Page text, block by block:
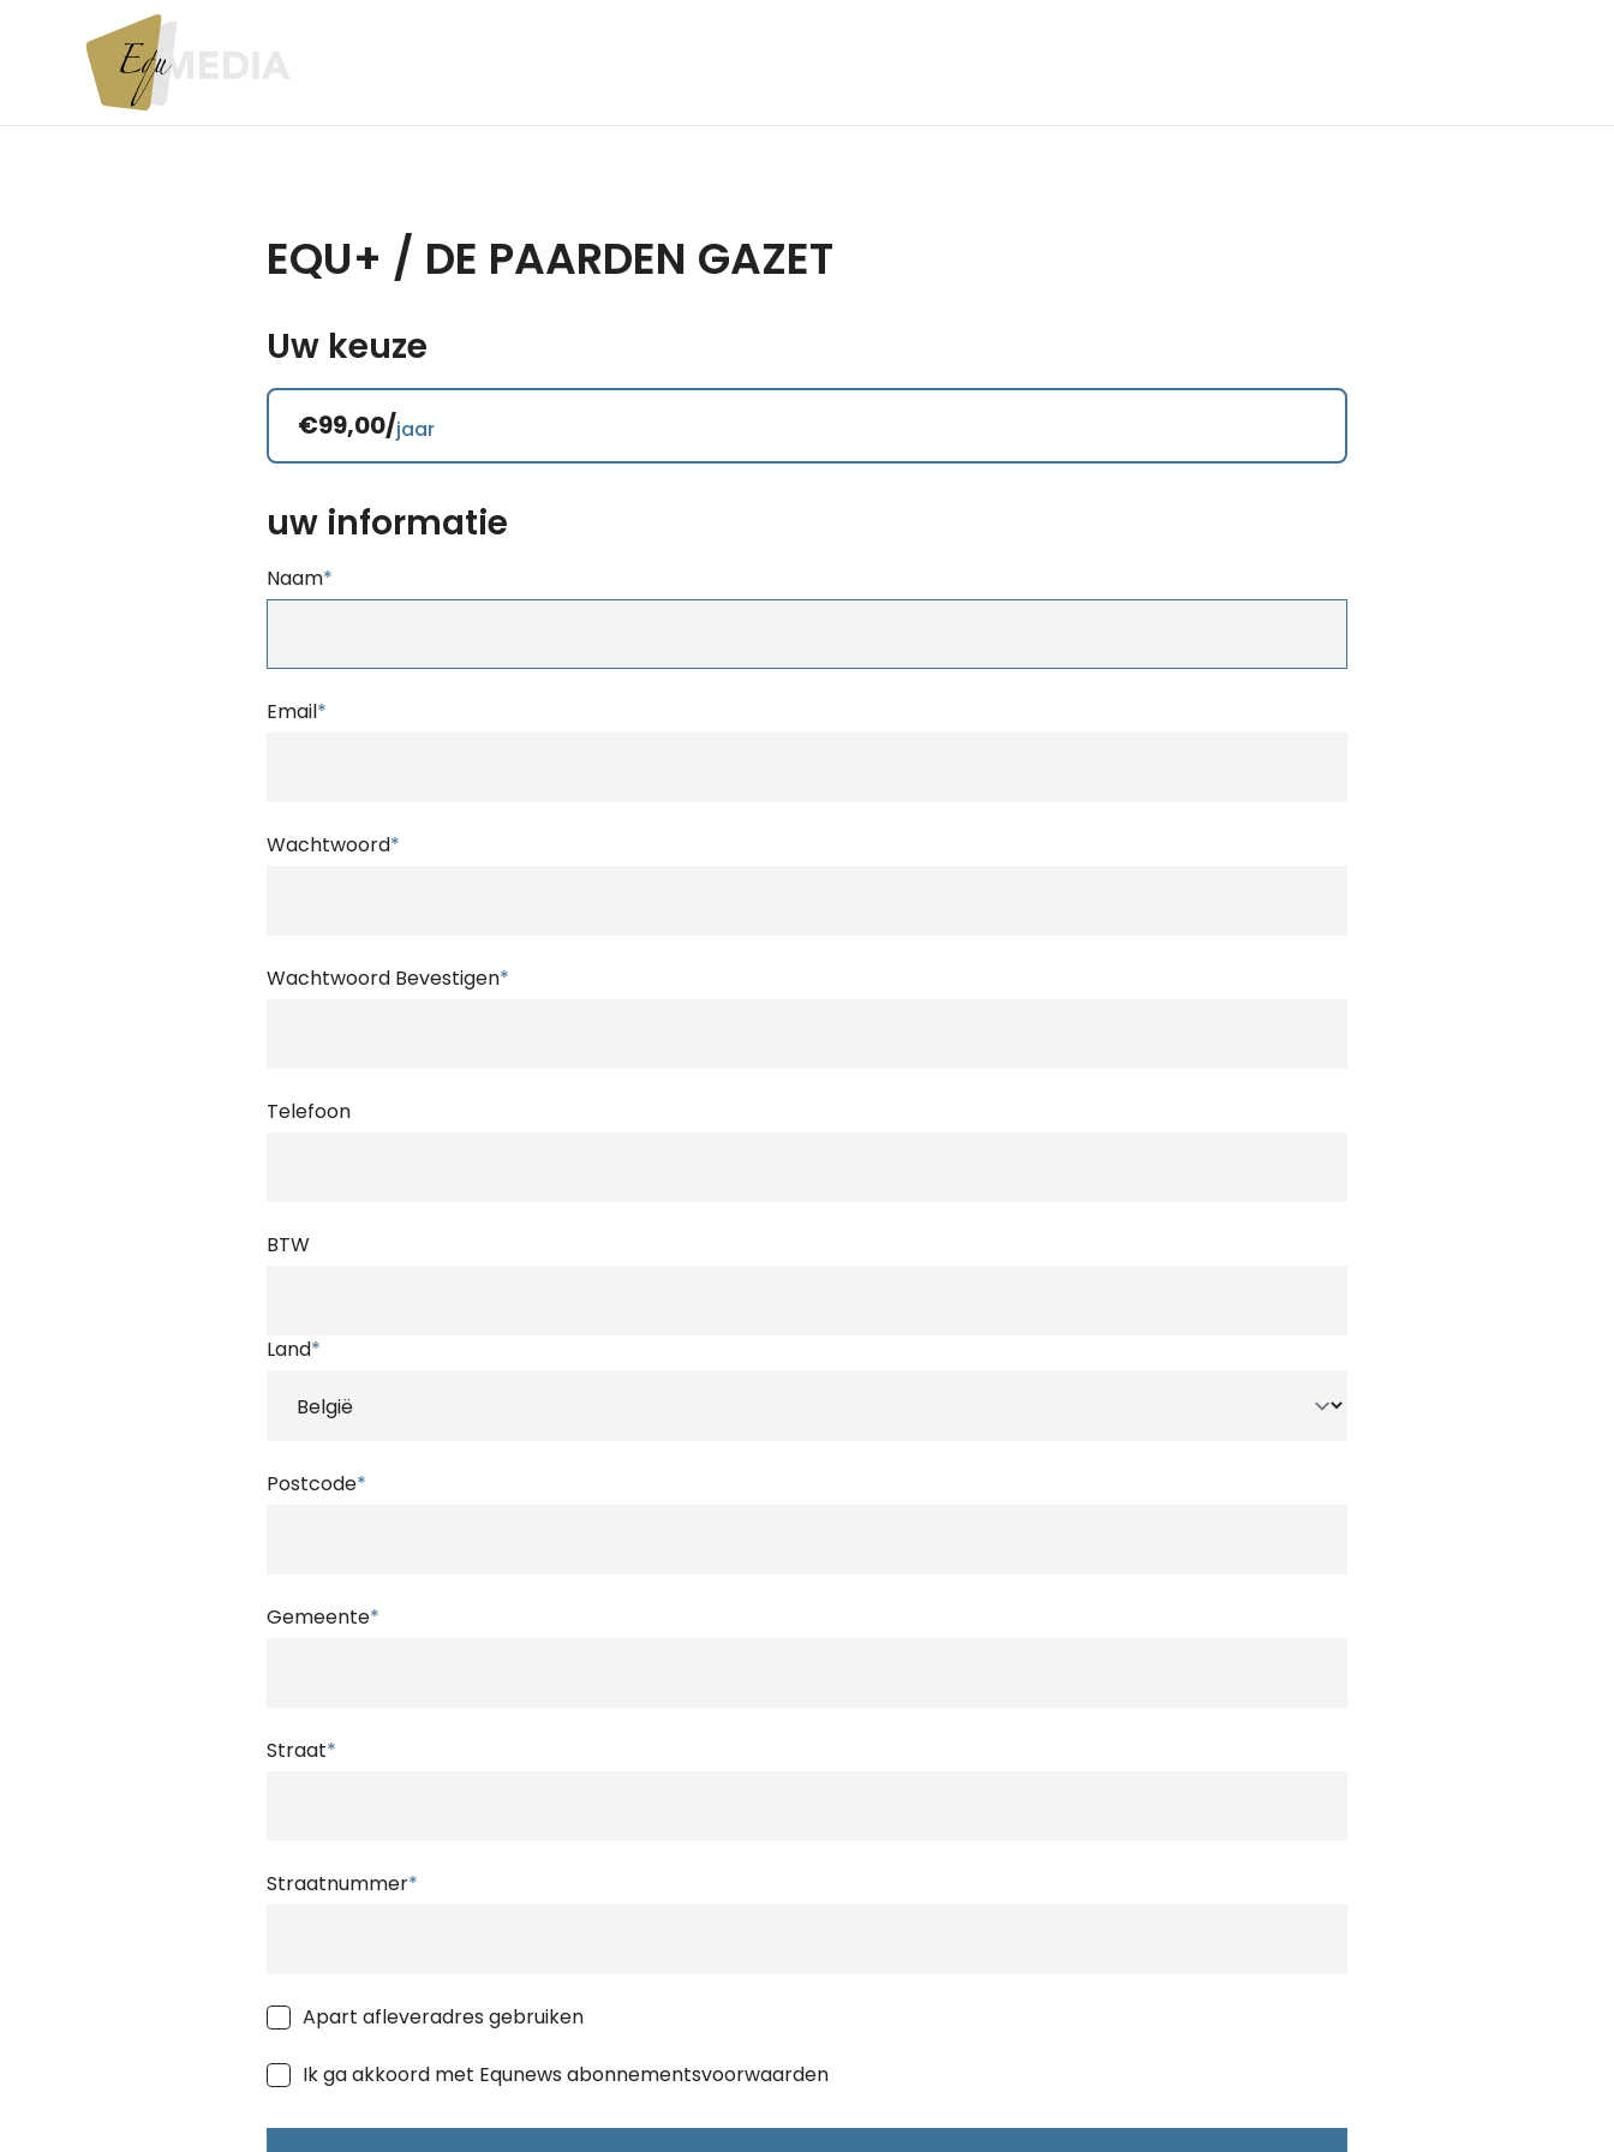
EQU+ / DE PAARDEN GAZET
Uw keuze
€99,00/jaar
uw informatie
Naam*
Email*
Wachtwoord*
Wachtwoord Bevestigen*
Telefoon
BTW
Land*
Postcode*
Gemeente*
Straat*
Straatnummer*
Apart afleveradres gebruiken
Ik ga akkoord met Equnews abonnementsvoorwaarden